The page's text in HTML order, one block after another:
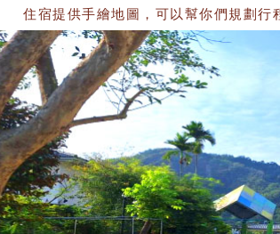
住宿提供手繪地圖，可以幫你們規劃行程，